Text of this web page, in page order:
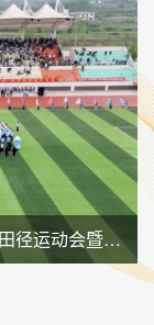
【组图】我校举行江淮校区2026年春季田径运动会暨全民健身大会